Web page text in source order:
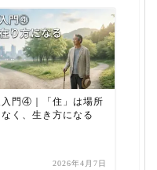
入門④｜「住」は場所
く、生き方になる
2026年4月7日